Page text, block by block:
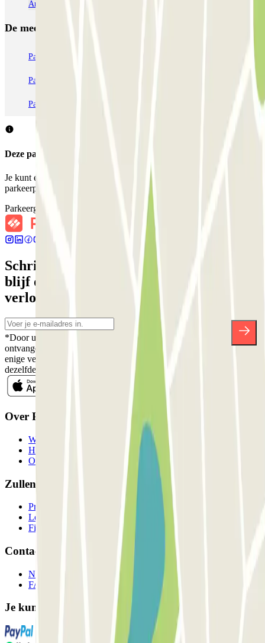
Arena)
De meest geboekte
Parkeren in Parijs
Parkeren in Station Venetië Mestre
Parkeren in Milaan
Deze parkeergarage accepteert geen reserveringen via Parclick.
Je kunt echter reserveren bij een van de nabijgelegen
parkeerplaatsen die we voorstellen.
Parkeergarages bij mij in de buurt
Schrijf je in voor onze nieuwsbrief en
blijf op de hoogte van kortingen,
verlotingen en vele andere verrassingen.
*Door u in te schrijven aanvaardt u ons Privacybeleid voor het
ontvangen van commerciële communicatie van Parclick. Zonder
enige verplichting kunt u zich uitschrijven wanneer u maar wilt in
dezelfde nieuwsbrief.
Over Parclick
Wie we zijn
Hoe het werkt
Onze parkeergarages
Zullen we samenwerken?
Professionals
Leverancier parkeren
Filialen
Contact
Neem contact met ons op
FAQ
Je kunt deze betaalmethoden gebruiken: